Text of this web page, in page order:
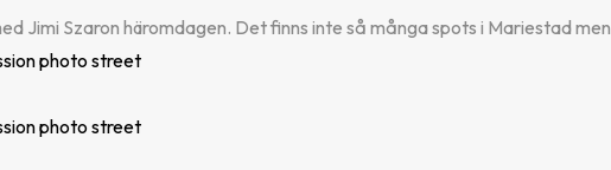
Jimi Szaron häromdagen. Det finns inte så många spots i Mariestad